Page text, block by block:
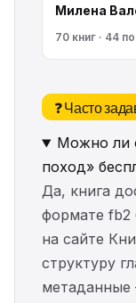
Милена
70 книг · 44
❓ Часто
Можно ли
поход»
Да, книга
формате fb2
на сайте
структуру
метаданные